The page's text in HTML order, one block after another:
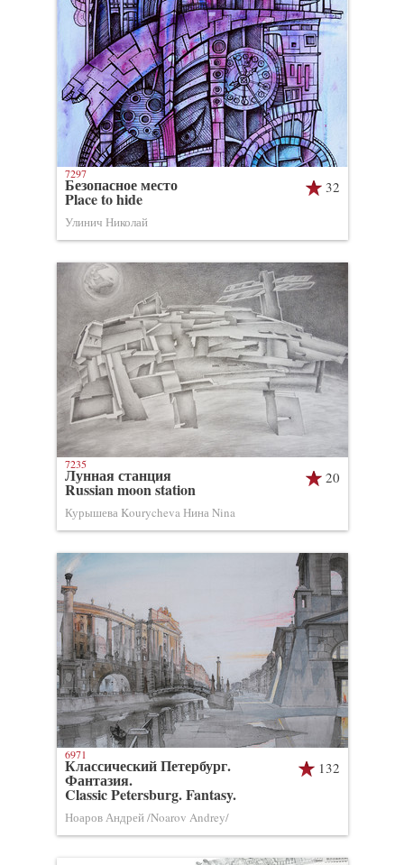
32
Безопасное место
Place to hide
Улинич Николай
7297
20
Лунная станция
Russian moon station
Курышева Kourycheva Нина Nina
7235
132
Классический Петербург.
Фантазия.
Classic Petersburg. Fantasy.
Ноаров Андрей /Noarov Andrey/
6971